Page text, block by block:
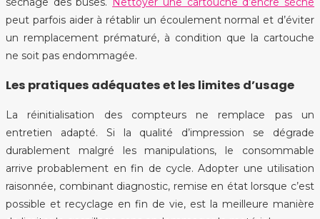
peut parfois aider à rétablir un écoulement normal et d’éviter
un remplacement prématuré, à condition que la cartouche
ne soit pas endommagée.
Les pratiques adéquates et les limites d’usage
La réinitialisation des compteurs ne remplace pas un
entretien adapté. Si la qualité d’impression se dégrade
durablement malgré les manipulations, le consommable
arrive probablement en fin de cycle. Adopter une utilisation
raisonnée, combinant diagnostic, remise en état lorsque c’est
possible et recyclage en fin de vie, est la meilleure manière